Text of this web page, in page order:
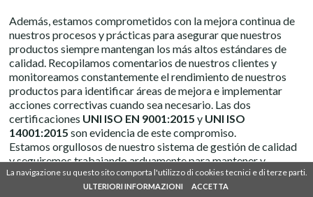
Además, estamos comprometidos con la mejora continua de
nuestros procesos y prácticas para asegurar que nuestros
productos siempre mantengan los más altos estándares de
calidad. Recopilamos comentarios de nuestros clientes y
monitoreamos constantemente el rendimiento de nuestros
productos para identificar áreas de mejora e implementar
acciones correctivas cuando sea necesario. Las dos
certificaciones UNI ISO EN 9001:2015 y UNI ISO
14001:2015 son evidencia de este compromiso.
Estamos orgullosos de nuestro sistema de gestión de calidad
y seguiremos trabajando arduamente para mantener y
mejorar constantemente nuestros estándares, asegurando
que nuestros clientes reciban productos de alta calidad y
EN FR
La navigazione su questo sito comporta l'utilizzo di cookies tecnici e di terze parti.
ULTERIORI INFORMAZIONI ACCETTA
La navigazione su questo sito comporta l'utilizzo di cookies tecnici e di terze parti.
ULTERIORI INFORMAZIONI ACCETTA